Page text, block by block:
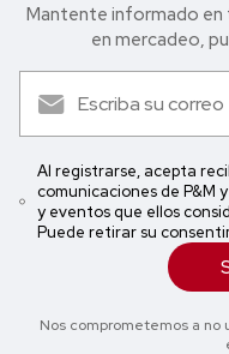
Mantente informado en
en mercadeo,
Al registrarse, acepta
comunicaciones de P&M
y eventos que ellos
Puede retirar su
Nos comprometemos a